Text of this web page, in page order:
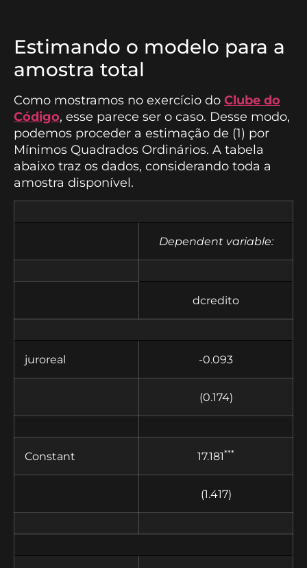
Estimando o modelo para a
amostra total
Como mostramos no exercício do Clube do
Código, esse parece ser o caso. Desse modo,
podemos proceder a estimação de (1) por
Mínimos Quadrados Ordinários. A tabela
abaixo traz os dados, considerando toda a
amostra disponível.
Dependent variable:
dcredito
juroreal -0.093
(0.174)
Constant 17.181***
(1.417)